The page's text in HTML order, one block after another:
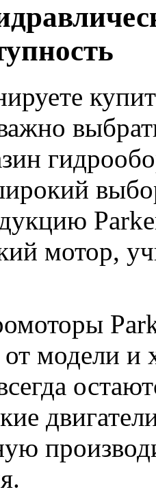
мотор,
модели и